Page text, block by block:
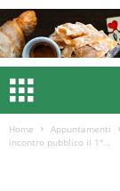
Home Appuntamenti
incontro pubblico il 1°...